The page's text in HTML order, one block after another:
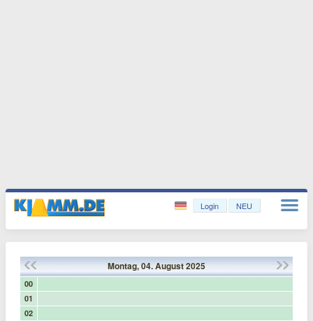
Login NEU
Montag,04.August2025
00
01
02